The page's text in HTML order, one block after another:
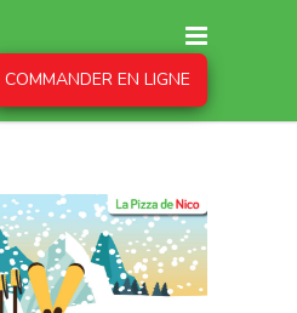
COMMANDER EN LIGNE